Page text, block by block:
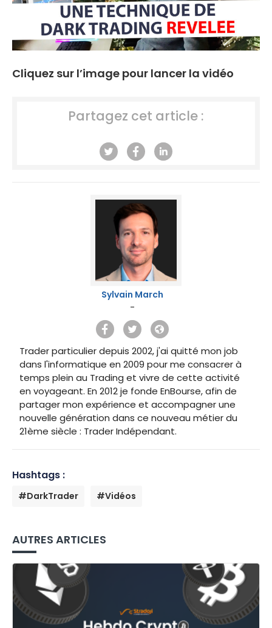
Cliquez sur l’image pour lancer la vidéo
Partagez cet article :
Sylvain March
-
Trader particulier depuis 2002, j'ai quitté mon job
dans l'informatique en 2009 pour me consacrer à
temps plein au Trading et vivre de cette activité
en voyageant. En 2012 je fonde EnBourse, afin de
partager mon expérience et accompagner une
nouvelle génération dans ce nouveau métier du
21ème siècle : Trader Indépendant.
Hashtags :
#DarkTrader #Vidéos
AUTRES ARTICLES